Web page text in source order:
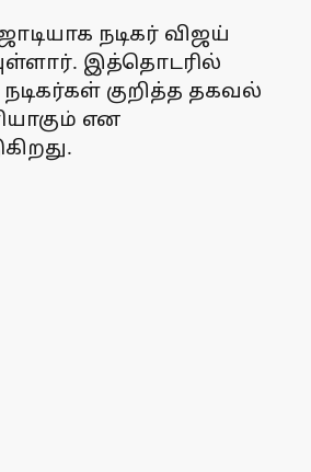
நடிகர் விஜய்
இத்தொடரில்
நடிகர்கள் குறித்த தகவல்
என